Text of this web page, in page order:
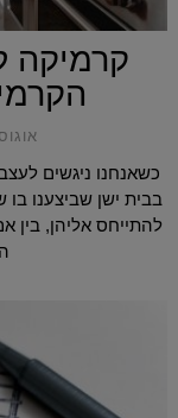
קרמיקה
אוגוסט
כשאנחנו ניגשים
בבית ישן שביצענו
להתייחס אליהן, בין